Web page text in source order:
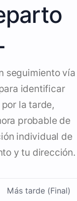
seguimiento vía
identificar
la tarde,
probable de
individual de
y tu dirección.
Más tarde (Final)